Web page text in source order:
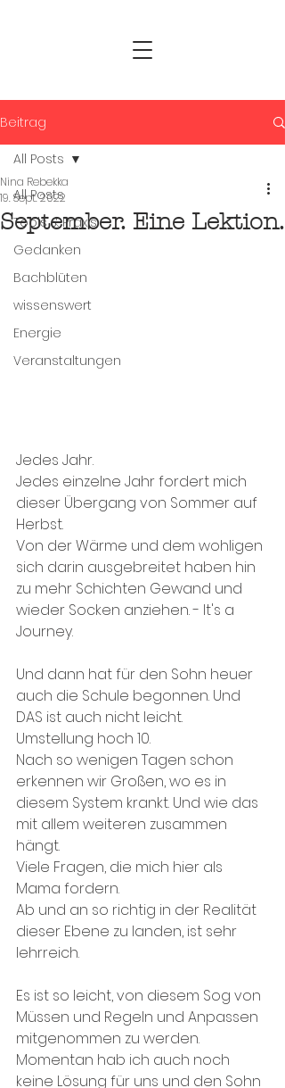
Beitrag
All Posts
Tools & Praxis
Gedanken
Bachblüten
wissenswert
Energie
Veranstaltungen
All Posts
September. Eine Lektion.
Nina Rebekka
19. Sept. 2022
Jedes Jahr.
Jedes einzelne Jahr fordert mich
dieser Übergang von Sommer auf
Herbst.
Von der Wärme und dem wohligen
sich darin ausgebreitet haben hin
zu mehr Schichten Gewand und
wieder Socken anziehen. - It's a
Journey.
Und dann hat für den Sohn heuer
auch die Schule begonnen. Und
DAS ist auch nicht leicht.
Umstellung hoch 10.
Nach so wenigen Tagen schon
erkennen wir Großen, wo es in
diesem System krankt. Und wie das
mit allem weiteren zusammen
hängt.
Viele Fragen, die mich hier als
Mama fordern.
Ab und an so richtig in der Realität
dieser Ebene zu landen, ist sehr
lehrreich.
Es ist so leicht, von diesem Sog von
Müssen und Regeln und Anpassen
mitgenommen zu werden.
Momentan hab ich auch noch
keine Lösung für uns und den Sohn